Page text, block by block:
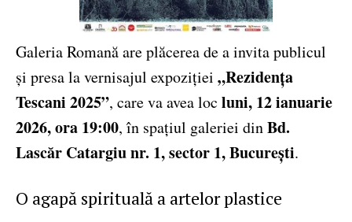
Galeria Romană are plăcerea de a invita publicul
și presa la vernisajul expoziției „Rezidența
Tescani 2025”, care va avea loc luni, 12 ianuarie
2026, ora 19:00, în spațiul galeriei dinBd.
Lascăr Catargiu nr. 1, sector 1, București.
O agapă spirituală a artelor plastice